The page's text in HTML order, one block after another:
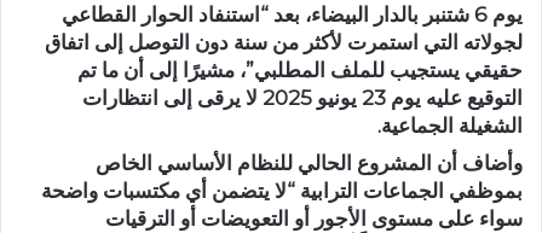
يوم 6 شتنبر بالدار البيضاء، بعد “استنفاد الحوار القطاعي
لجولاته التي استمرت لأكثر من سنة دون التوصل إلى اتفاق
حقيقي يستجيب للملف المطلبي”، مشيرًا إلى أن ما تم
التوقيع عليه يوم 23 يونيو 2025 لا يرقى إلى انتظارات
الشغيلة الجماعية.
وأضاف أن المشروع الحالي للنظام الأساسي الخاص
بموظفي الجماعات الترابية “لا يتضمن أي مكتسبات واضحة
سواء على مستوى الأجور أو التعويضات أو الترقيات